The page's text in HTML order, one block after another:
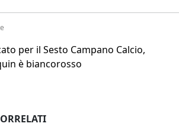
per il Sesto Campano Calcio,
è biancorosso